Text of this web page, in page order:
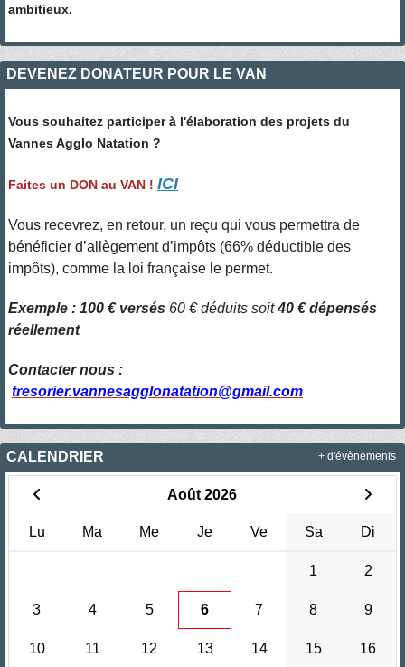
ambitieux.
DEVENEZ DONATEUR POUR LE VAN
Vous souhaitez participer à l'élaboration des projets du
Vannes Agglo Natation ?
Faites un DON au VAN ! ICI
Vous recevrez, en retour, un reçu qui vous permettra de
bénéficier d’allègement d’impôts (66% déductible des
impôts), comme la loi française le permet.
Exemple : 100 € versés 60 € déduits soit40 € dépensés
réellement
Contacter nous :
tresorier.vannesagglonatation@gmail.com
CALENDRIER
Août 2026
Lu Ma Me Je Ve Sa Di
1 2
3 4 5 6 7 8 9
10 11 12 13 14 15 16
+ d'évènements